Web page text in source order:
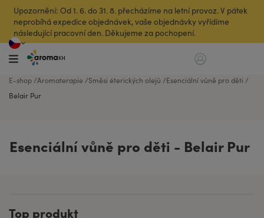
Upozornění: Od 1. 6. do 31. 8. přecházíme na letní provoz. V pátek
neprobíhá expedice objednávek, vaše objednávky vyřídíme
následující pracovní den. Děkujeme za pochopení.
E-shop Aromaterapie Směsi éterických olejů
Esenciální vůně pro děti
Belair Pur
Esenciální vůně pro děti - Belair Pur
Top produkt